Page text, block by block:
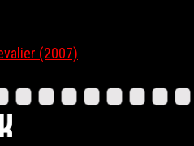
(2007)